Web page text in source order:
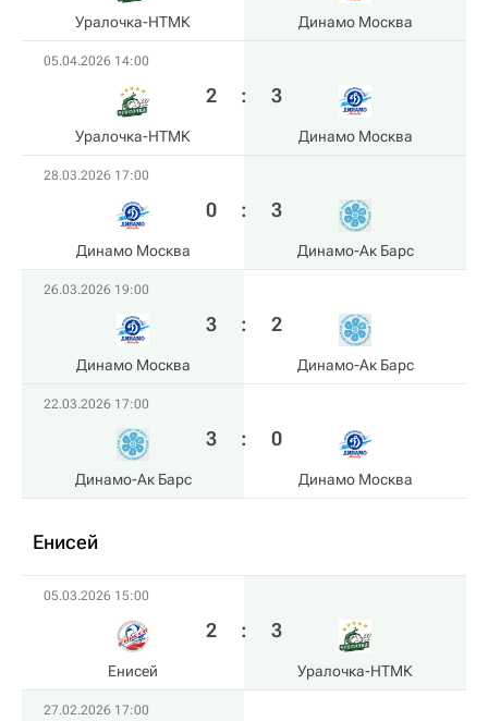
Уралочка-НТМК Динамо Москва
05.04.2026 14:00
Уралочка-НТМК
2 : 3
Динамо Москва
28.03.2026 17:00
Динамо Москва
0 : 3
Динамо-Ак Барс
26.03.2026 19:00
Динамо Москва
3 : 2
Динамо-Ак Барс
22.03.2026 17:00
Динамо-Ак Барс
3 : 0
Динамо Москва
Енисей
05.03.2026 15:00
Енисей
2 : 3
Уралочка-НТМК
27.02.2026 17:00